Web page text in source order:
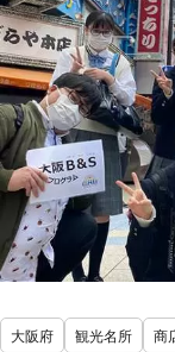
大阪府 観光名所 商